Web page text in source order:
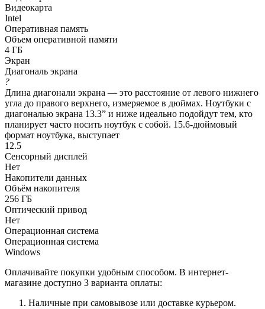
Видеокарта
Intel
Оперативная память
Объем оперативной памяти
4 ГБ
Экран
Диагональ экрана
?
Длина диагонали экрана — это расстояние от левого нижнего
угла до правого верхнего, измеряемое в дюймах. Ноутбуки с
диагональю экрана 13.3” и ниже идеально подойдут тем, кто
планирует часто носить ноутбук с собой. 15.6-дюймовый
формат ноутбука, выступает
12.5
Сенсорный дисплей
Нет
Накопители данных
Объём накопителя
256 ГБ
Оптический привод
Нет
Операционная система
Операционная система
Windows
Оплачивайте покупки удобным способом. В интернет-
магазине доступно 3 варианта оплаты:
Наличные при самовывозе или доставке курьером.